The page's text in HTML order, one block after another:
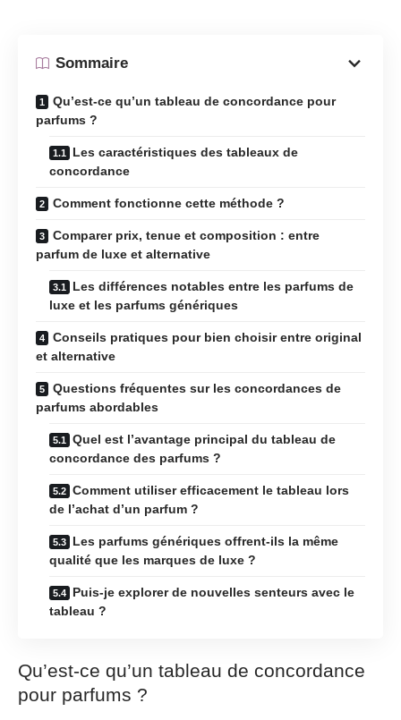
Sommaire
Qu’est-ce qu’un tableau de concordance pour
parfums ?
Les caractéristiques des tableaux de
concordance
Comment fonctionne cette méthode ?
Comparer prix, tenue et composition : entre
parfum de luxe et alternative
Les différences notables entre les parfums de
luxe et les parfums génériques
Conseils pratiques pour bien choisir entre original
et alternative
Questions fréquentes sur les concordances de
parfums abordables
Quel est l’avantage principal du tableau de
concordance des parfums ?
Comment utiliser efficacement le tableau lors
de l’achat d’un parfum ?
Les parfums génériques offrent-ils la même
qualité que les marques de luxe ?
Puis-je explorer de nouvelles senteurs avec le
tableau ?
Qu’est-ce qu’un tableau de concordance
pour parfums ?